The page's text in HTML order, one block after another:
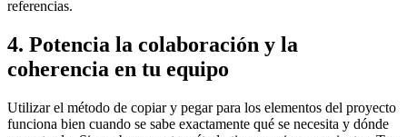
referencias.
4. Potencia la colaboración y la
coherencia en tu equipo
Utilizar el método de copiar y pegar para los elementos del proyecto
funciona bien cuando se sabe exactamente qué se necesita y dónde